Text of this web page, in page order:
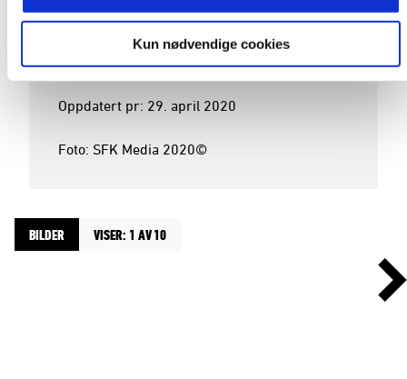
Kun nødvendige cookies
Div:
Hovedtrener for kvinnelaget til FC Oslo
Oppdatert pr: 29. april 2020
Foto: SFK Media 2020©
BILDER VISER: 1 AV 10